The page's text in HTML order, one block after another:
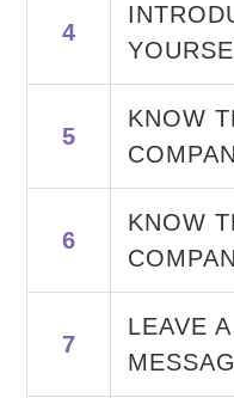
4
5
KNOW
6
KNOW
7
LEAVE A